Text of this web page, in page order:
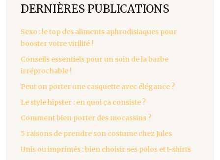
DERNIÈRES PUBLICATIONS
Sexo : le top des aliments aphrodisiaques pour
booster votre virilité !
Conseils essentiels pour un soin de la barbe
irréprochable !
Peut on porter une casquette avec élégance ?
Le style hipster : en quoi ça consiste ?
Comment bien porter des mocassins ?
5 raisons de prendre son costume chez Jules
Unis ou imprimés : bien choisir ses polos et t-shirts